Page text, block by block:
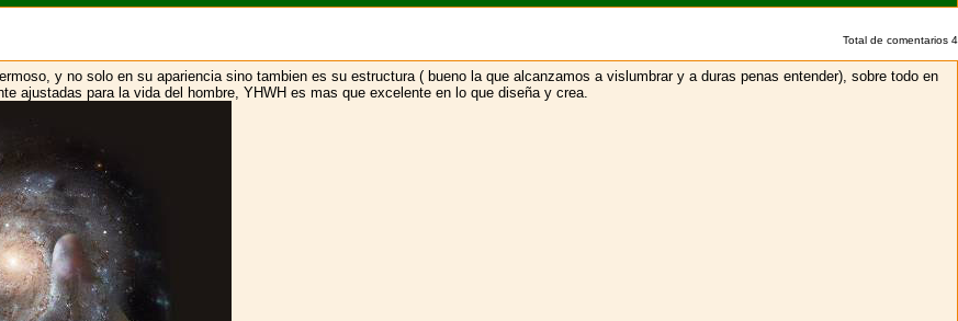
Total de comentarios 4
y no solo en su apariencia sino tambien es su estructura ( bueno la que alcanzamos a vislumbrar y a duras penas entender), sobre todo en
ajustadas para la vida del hombre, YHWH es mas que excelente en lo que diseña y crea.